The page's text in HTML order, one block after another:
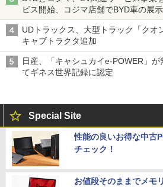
ビス開始、コジマ店舗でBYD車の展
UDトラックス、大型トラック「クオ
キャブトラクタ追加
日産、「キャシュカイe-POWER」
てギネス世界記録に認定
Special Site
性能の良いお得な中古
チェック！
お値段そのままでメモ